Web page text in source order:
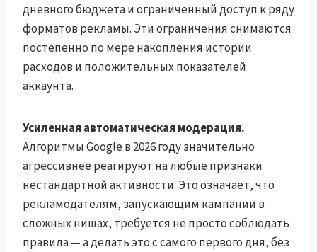
дневного бюджета и ограниченный доступ к ряду
форматов рекламы. Эти ограничения снимаются
постепенно по мере накопления истории
расходов и положительных показателей
аккаунта.
Усиленная автоматическая модерация.
Алгоритмы Google в 2026 году значительно
агрессивнее реагируют на любые признаки
нестандартной активности. Это означает, что
рекламодателям, запускающим кампании в
сложных нишах, требуется не просто соблюдать
правила — а делать это с самого первого дня, без